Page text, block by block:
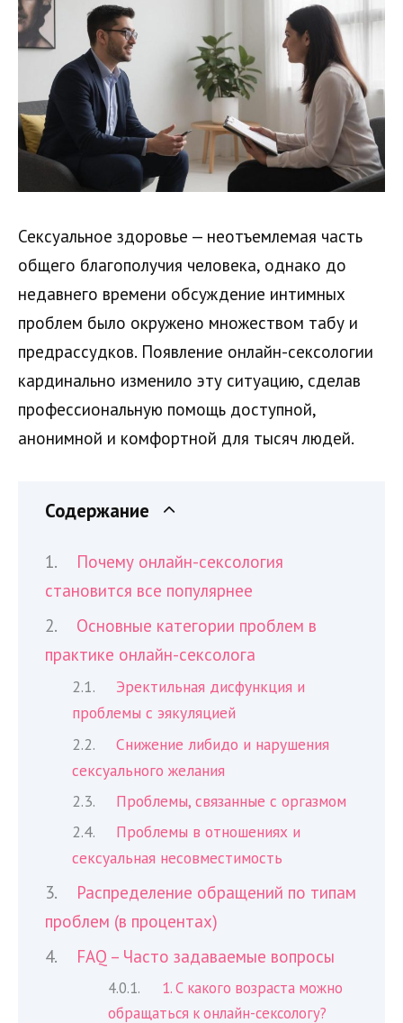
Сексуальное здоровье — неотъемлемая часть
общего благополучия человека, однако до
недавнего времени обсуждение интимных
проблем было окружено множеством табу и
предрассудков. Появление онлайн-сексологии
кардинально изменило эту ситуацию, сделав
профессиональную помощь доступной,
анонимной и комфортной для тысяч людей.
Содержание
Почему онлайн-сексология
становится все популярнее
Основные категории проблем в
практике онлайн-сексолога
Эректильная дисфункция и
проблемы с эякуляцией
Снижение либидо и нарушения
сексуального желания
Проблемы, связанные с оргазмом
Проблемы в отношениях и
сексуальная несовместимость
Распределение обращений по типам
проблем (в процентах)
FAQ – Часто задаваемые вопросы
1. С какого возраста можно
обращаться к онлайн-сексологу?